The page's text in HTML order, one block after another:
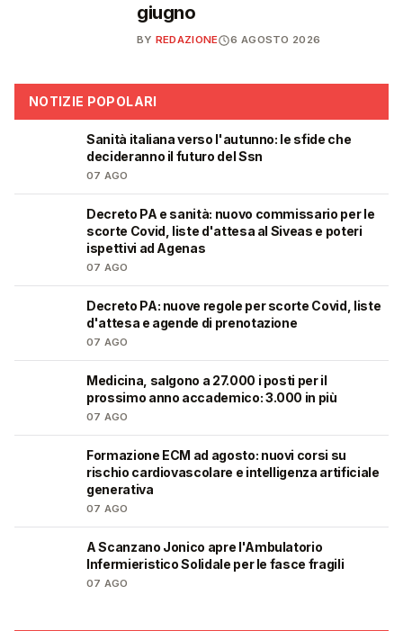
giugno
BY REDAZIONE 6 AGOSTO 2026
NOTIZIE POPOLARI
Sanità italiana verso l'autunno: le sfide che
decideranno il futuro del Ssn
07 AGO
Decreto PA e sanità: nuovo commissario per le
scorte Covid, liste d'attesa al Siveas e poteri
ispettivi ad Agenas
07 AGO
Decreto PA: nuove regole per scorte Covid, liste
d'attesa e agende di prenotazione
07 AGO
Medicina, salgono a 27.000 i posti per il
prossimo anno accademico: 3.000 in più
07 AGO
Formazione ECM ad agosto: nuovi corsi su
rischio cardiovascolare e intelligenza artificiale
generativa
07 AGO
A Scanzano Jonico apre l'Ambulatorio
Infermieristico Solidale per le fasce fragili
07 AGO